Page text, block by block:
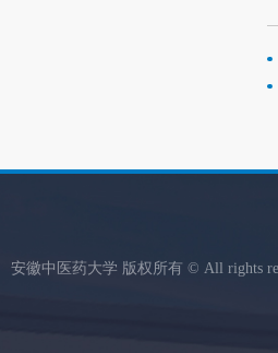
安徽中医药大学 版权所有 © All rights